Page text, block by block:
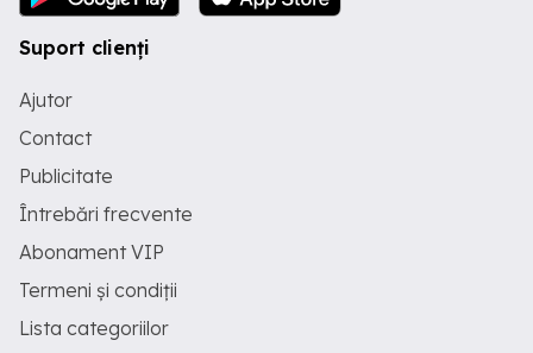
Suport clienți
Ajutor
Contact
Publicitate
Întrebări frecvente
Abonament VIP
Termeni și condiții
Lista categoriilor